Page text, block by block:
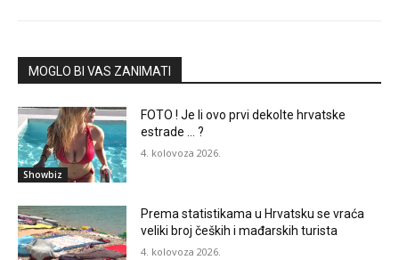
MOGLO BI VAS ZANIMATI
Showbiz
FOTO ! Je li ovo prvi dekolte hrvatske
estrade … ?
4. kolovoza 2026.
Prema statistikama u Hrvatsku se vraća
veliki broj čeških i mađarskih turista
4. kolovoza 2026.